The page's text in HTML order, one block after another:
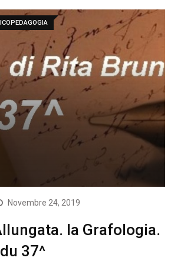
Novembre 24, 2019
la Grafologia.
37^